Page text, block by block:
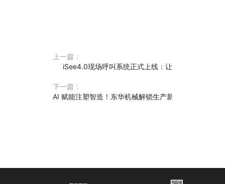
上一篇：
iSee4.0现场呼叫系统正式上线：让生产异常无处遁
下一篇：
AI 赋能注塑智造！东华机械解锁生产新范式，良品率与